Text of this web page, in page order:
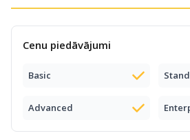
Cenu piedāvājumi
Basic
Advanced